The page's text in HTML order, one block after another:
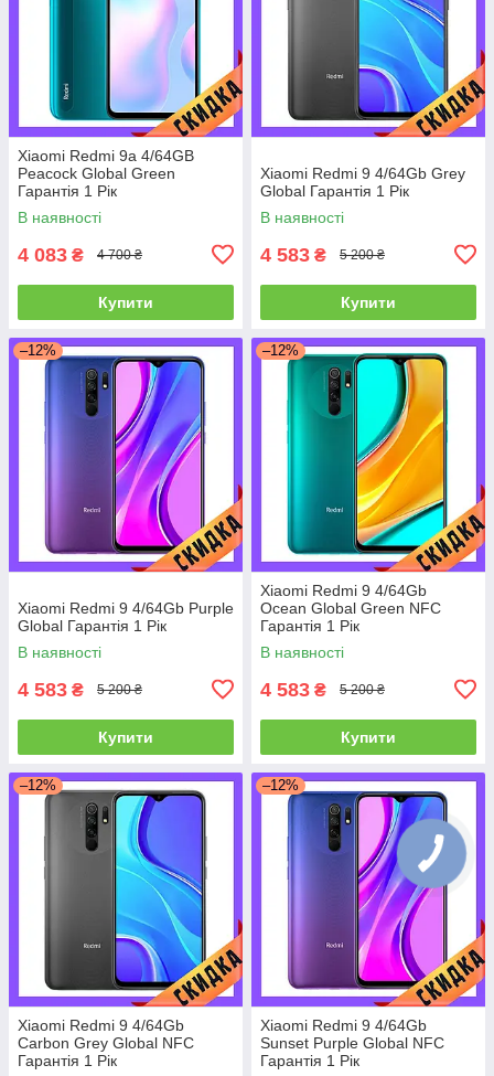
Xiaomi Redmi 9a 4/64GB
Peacock Global Green
Гарантія 1 Рік
В наявності
4 083 ₴ 4 700 ₴
Купити
Xiaomi Redmi 9 4/64Gb Grey
Global Гарантія 1 Рік
В наявності
4 583 ₴ 5 200 ₴
Купити
–12%
Xiaomi Redmi 9 4/64Gb Purple
Global Гарантія 1 Рік
В наявності
4 583 ₴ 5 200 ₴
Купити
–12%
Xiaomi Redmi 9 4/64Gb
Ocean Global Green NFC
Гарантія 1 Рік
В наявності
4 583 ₴ 5 200 ₴
Купити
–12%
Xiaomi Redmi 9 4/64Gb
Carbon Grey Global NFC
Гарантія 1 Рік
–12%
Xiaomi Redmi 9 4/64Gb
Sunset Purple Global NFC
Гарантія 1 Рік